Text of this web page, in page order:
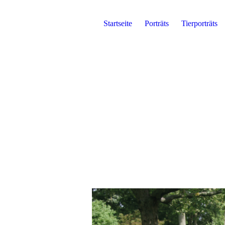
Startseite Porträts Tierporträts